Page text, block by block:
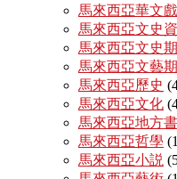
馬來西亞華文
馬來西亞文史
馬來西亞文史
馬來西亞文藝
馬來西亞歷史
馬來西亞文化
馬來西亞地方
馬來西亞哲學
馬來西亞小説